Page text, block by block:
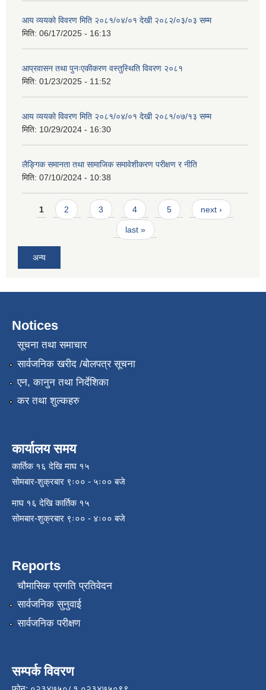
आय व्ययको विवरण मिति २०८१/०४/०१ देखी २०८२/०३/०३ सम्म
मिति: 06/17/2025 - 16:13
आप्रवासन तथा पुनःएकीकरण वस्तुस्थिति विवरण २०८१
मिति: 01/23/2025 - 11:52
आय व्ययको विवरण मिति २०८१/०४/०१ देखी २०८१/०७/१३ सम्म
मिति: 10/29/2024 - 16:30
लैङ्गिक समानता तथा सामाजिक समावेशीकरण परीक्षण र नीति
मिति: 07/10/2024 - 10:38
Pages
1 2 3 4 5 next ›
last »
अन्य
Notices
सूचना तथा समाचार
सार्वजनिक खरीद /बोलपत्र सूचना
एन, कानुन तथा निर्देशिका
कर तथा शुल्कहरु
कार्यालय समय
कार्तिक १६ देखि माघ १५
सोमबार-शुक्रबार ९ः०० - ५ः०० बजे
माघ १६ देखि कार्तिक १५
सोमबार-शुक्रबार ९ः०० - ४ः०० बजे
Reports
चौमासिक प्रगति प्रतिवेदन
सार्वजनिक सुनुवाई
सार्वजनिक परीक्षण
सम्पर्क विवरण